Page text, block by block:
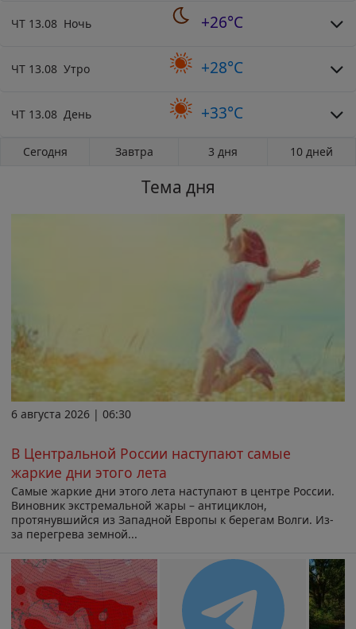
ЧТ 13.08 Ночь +26°C
ЧТ 13.08 Утро +28°C
ЧТ 13.08 День +33°C
Сегодня Завтра 3 дня 10 дней
Тема дня
6 августа 2026 | 06:30
В Центральной России наступают самые
жаркие дни этого лета
Самые жаркие дни этого лета наступают в центре России.
Виновник экстремальной жары – антициклон,
протянувшийся из Западной Европы к берегам Волги. Из-
за перегрева земной...